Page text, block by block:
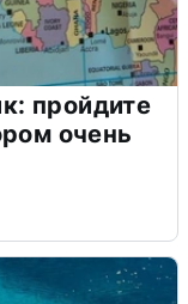
пройдите
очень